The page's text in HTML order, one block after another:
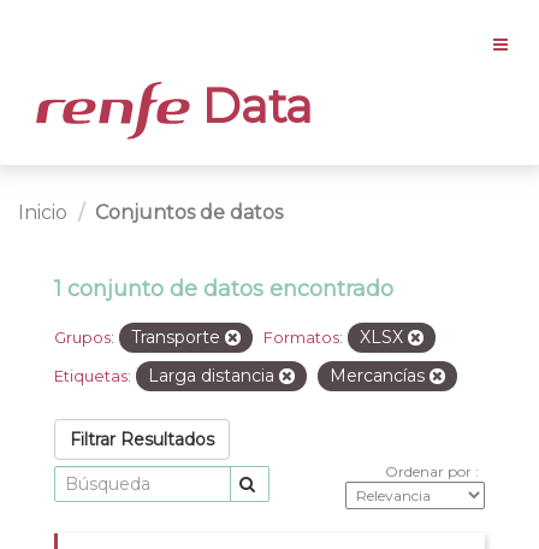
Data
Inicio Conjuntos de datos
1 conjunto de datos encontrado
Grupos: Transporte Formatos: XLSX
Etiquetas: Larga distancia Mercancías
Filtrar Resultados
Ordenar por